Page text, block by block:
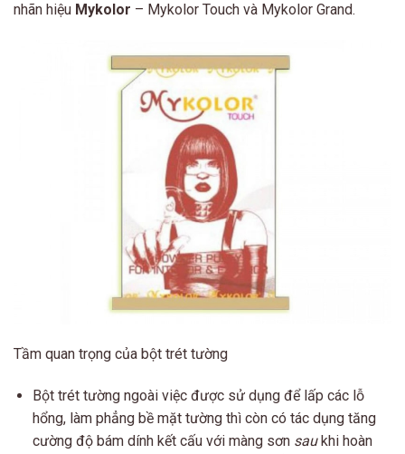
nhãn hiệu Mykolor – Mykolor Touch và Mykolor Grand.
Tầm quan trọng của bột trét tường
Bột trét tường ngoài việc được sử dụng để lấp các lỗ
hổng, làm phẳng bề mặt tường thì còn có tác dụng tăng
cường độ bám dính kết cấu với màng sơn sau khi hoàn